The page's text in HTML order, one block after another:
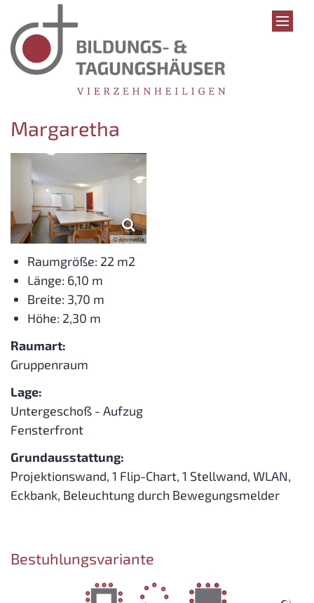
Zum Inhalt springen
Margaretha
© promedia
Raumgröße: 22 m2
Länge: 6,10 m
Breite: 3,70 m
Höhe: 2,30 m
Raumart:
Gruppenraum
Lage:
Untergeschoß - Aufzug
Fensterfront
Grundausstattung:
Projektionswand, 1 Flip-Chart, 1 Stellwand, WLAN,
Eckbank, Beleuchtung durch Bewegungsmelder
Bestuhlungsvariante